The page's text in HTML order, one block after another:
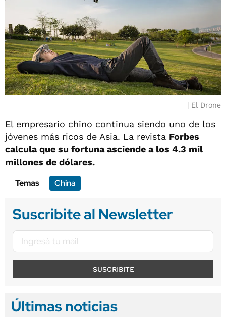
El Drone
El empresario chino continua siendo uno de los
jóvenes más ricos de Asia. La revista Forbes
calcula que su fortuna asciende a los 4.3 mil
millones de dólares.
Temas
China
Suscribite al Newsletter
SUSCRIBITE
Últimas noticias